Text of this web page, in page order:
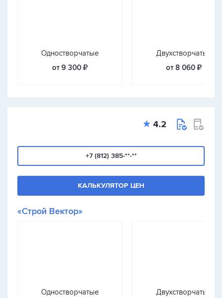
Одностворчатые
от 9 300 ₽
Двухстворчатые
от 8 060 ₽
4.2
+7 (812) 385-**-**
КАЛЬКУЛЯТОР ЦЕН
«Строй Вектор»
Одностворчатые
Двухстворчатые